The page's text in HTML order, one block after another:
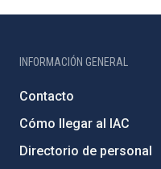
INFORMACIÓN GENERAL
Contacto
Cómo llegar al IAC
Directorio de personal